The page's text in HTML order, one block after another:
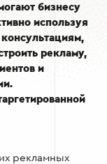
бизнесу
используя
рекламу,
и
рекламных